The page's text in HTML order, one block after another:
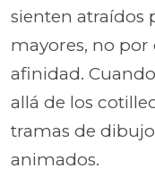
sienten atraídos
mayores, no
afinidad.
allá de los
tramas de
animados.